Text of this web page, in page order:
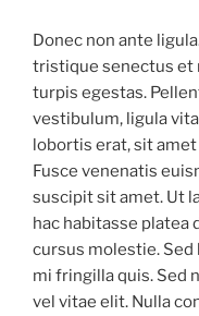
Donec non ante
tristique senectus et
turpis egestas.
vestibulum, ligula
lobortis erat, sit
Fusce venenatis
suscipit sit amet. Ut
hac habitasse platea
cursus molestie.
mi fringilla quis. Sed
vel vitae elit. Nulla